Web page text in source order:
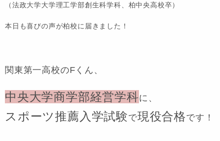
（法政大学大学理工学部創生科学科、柏中央高校卒）
本日も喜びの声が柏校に届きました！
関東第一高校のFくん 、
中央大学商学部経営学科に、
スポーツ推薦入学試験で現役合格です！